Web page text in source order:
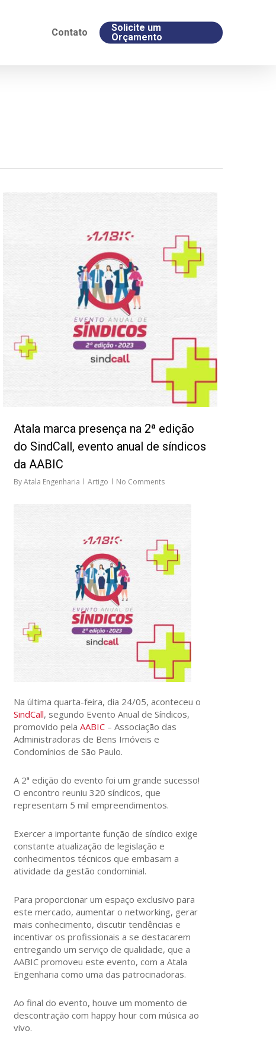
Contato
Solicite um
Orçamento
Atala marca presença na 2ª edição
do SindCall, evento anual de síndicos
da AABIC
ByAtala Engenharia Artigo No Comments
Na última quarta-feira, dia 24/05, aconteceu o
SindCall, segundo Evento Anual de Síndicos,
promovido pela AABIC – Associação das
Administradoras de Bens Imóveis e
Condomínios de São Paulo.
A 2ª edição do evento foi um grande sucesso!
O encontro reuniu 320 síndicos, que
representam 5 mil empreendimentos.
Exercer a importante função de síndico exige
constante atualização de legislação e
conhecimentos técnicos que embasam a
atividade da gestão condominial.
Para proporcionar um espaço exclusivo para
este mercado, aumentar o networking, gerar
mais conhecimento, discutir tendências e
incentivar os profissionais a se destacarem
entregando um serviço de qualidade, que a
AABIC promoveu este evento, com a Atala
Engenharia como uma das patrocinadoras.
Ao final do evento, houve um momento de
descontração com happy hour com música ao
vivo.